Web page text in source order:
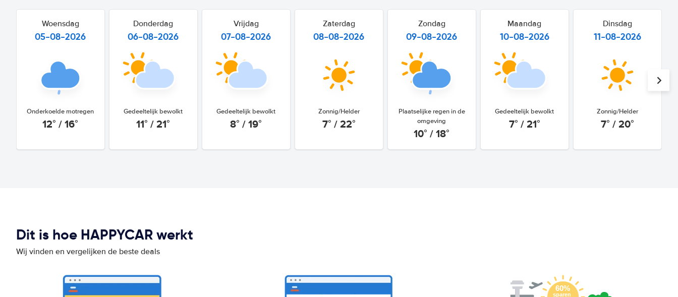
Woensdag
05-08-2026
Onderkoelde motregen
12° / 16°
Donderdag
06-08-2026
Gedeeltelijk bewolkt
11° / 21°
Vrijdag
07-08-2026
Gedeeltelijk bewolkt
8° / 19°
Zaterdag
08-08-2026
Zonnig/Helder
7° / 22°
Zondag
09-08-2026
Plaatselijke regen in de
omgeving
10° / 18°
Maandag
10-08-2026
Gedeeltelijk bewolkt
7° / 21°
Dinsdag
11-08-2026
Zonnig/Helder
7° / 20°
Dit is hoe HAPPYCAR werkt
Wij vinden en vergelijken de beste deals